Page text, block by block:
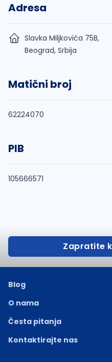
Adresa
Slavka Miljkovića 75B,
Beograd, Srbija
Matični broj
62224070
PIB
105666571
Zapratite
Blog
O nama
Česta pitanja
Kontaktirajte nas